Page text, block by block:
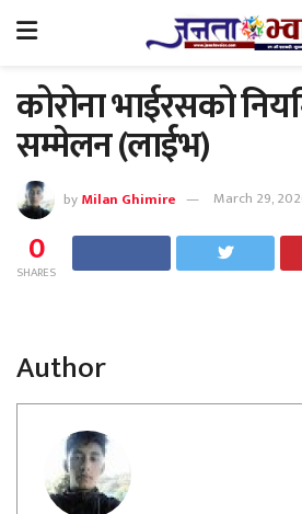
कोरोना भाईरसको
सम्मेलन (लाईभ)
byMilan Ghimire March 29,
0
SHARES
Author